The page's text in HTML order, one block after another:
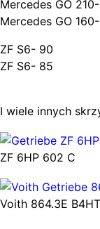
Mercedes GO
Mercedes GO
ZF S6- 90
ZF S6- 85
I wiele innych
ZF 6HP 602 C
Voith 864.3E